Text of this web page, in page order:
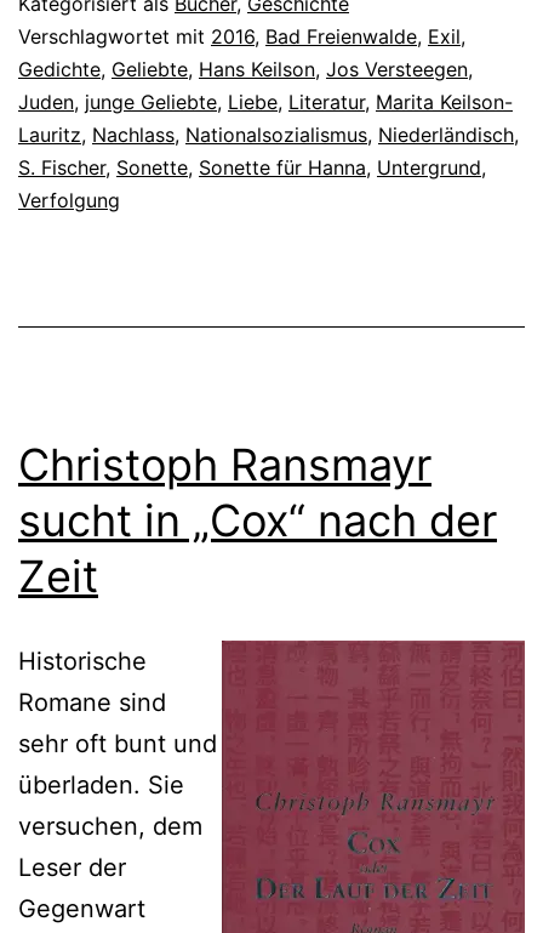
Verschlagwortet mit 2016, Bad Freienwalde, Exil,
Gedichte, Geliebte, Hans Keilson, Jos Versteegen,
Juden, junge Geliebte, Liebe, Literatur, Marita Keilson-
Lauritz, Nachlass, Nationalsozialismus, Niederländisch,
S. Fischer, Sonette, Sonette für Hanna, Untergrund,
Verfolgung
Christoph Ransmayr
sucht in „Cox“ nach der
Zeit
Historische
Romane sind
sehr oft bunt und
überladen. Sie
versuchen, dem
Leser der
Gegenwart